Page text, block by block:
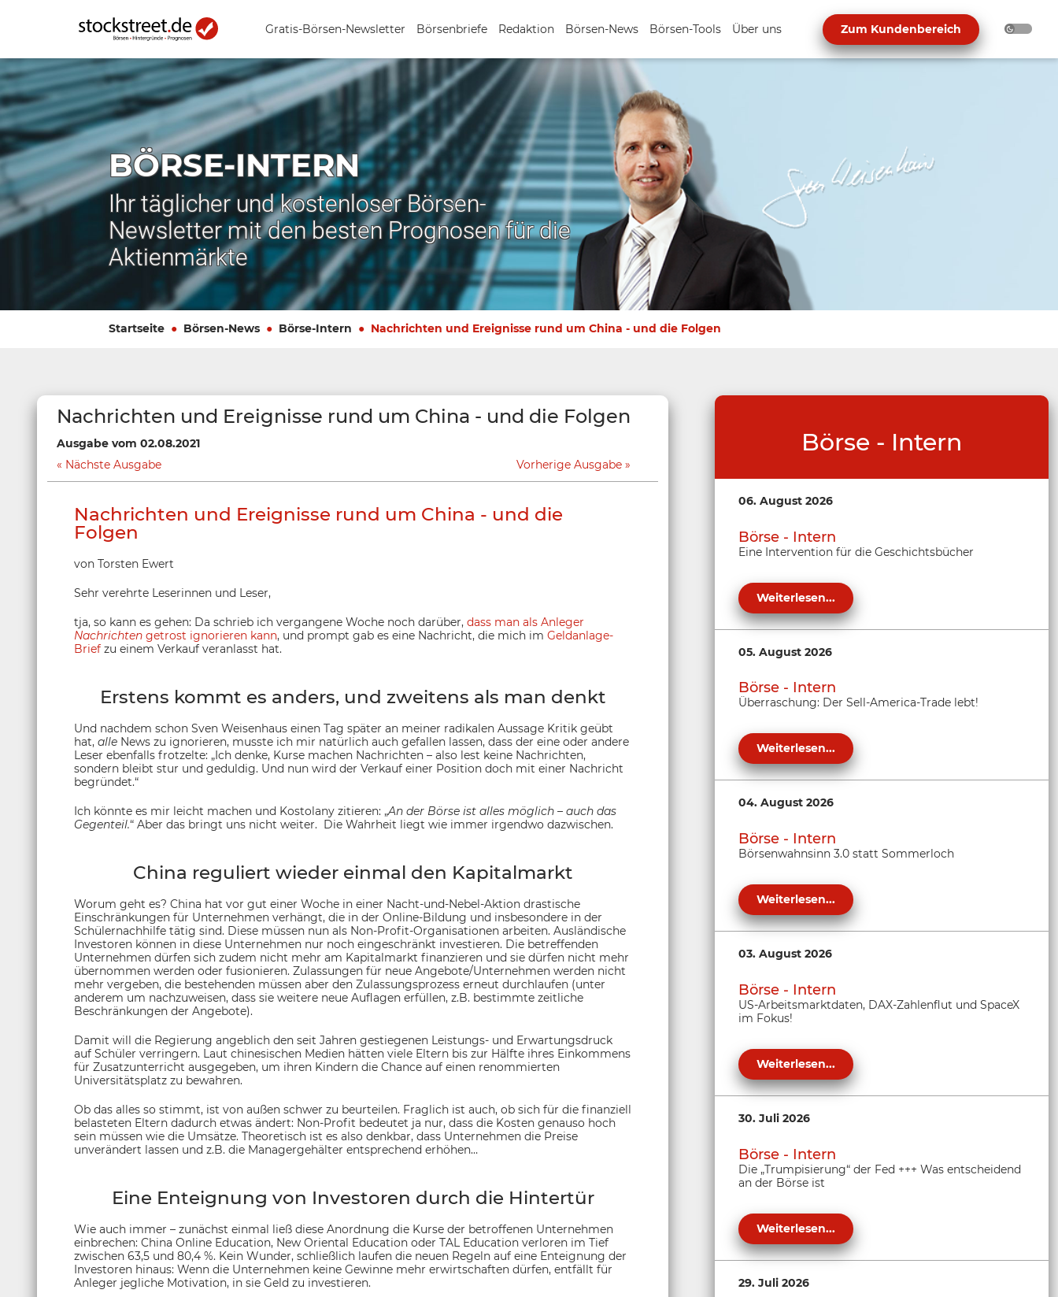
Gratis-Börsen-Newsletter Börsenbriefe Redaktion Börsen-News Börsen-Tools Über uns Zum Kundenbereich
BÖRSE-INTERN
Ihr täglicher und kostenloser Börsen-
Newsletter mit den besten Prognosen für die
Aktienmärkte
Startseite Börsen-News Börse-Intern Nachrichten und Ereignisse rund um China - und die Folgen
Nachrichten und Ereignisse rund um China - und die Folgen
Ausgabe vom 02.08.2021
Nächste Ausgabe
Vorherige Ausgabe
Nachrichten und Ereignisse rund um China - und die
Folgen
von Torsten Ewert
Sehr verehrte Leserinnen und Leser,
tja, so kann es gehen: Da schrieb ich vergangene Woche noch darüber, dass man als Anleger
Nachrichten getrost ignorieren kann, und prompt gab es eine Nachricht, die mich im Geldanlage-
Brief zu einem Verkauf veranlasst hat.
Erstens kommt es anders, und zweitens als man denkt
Und nachdem schon Sven Weisenhaus einen Tag später an meiner radikalen Aussage Kritik geübt
hat, alle News zu ignorieren, musste ich mir natürlich auch gefallen lassen, dass der eine oder andere
Leser ebenfalls frotzelte: „Ich denke, Kurse machen Nachrichten – also lest keine Nachrichten,
sondern bleibt stur und geduldig. Und nun wird der Verkauf einer Position doch mit einer Nachricht
begründet.“
Ich könnte es mir leicht machen und Kostolany zitieren: „An der Börse ist alles möglich – auch das
Gegenteil.“ Aber das bringt uns nicht weiter. Die Wahrheit liegt wie immer irgendwo dazwischen.
China reguliert wieder einmal den Kapitalmarkt
Worum geht es? China hat vor gut einer Woche in einer Nacht-und-Nebel-Aktion drastische
Einschränkungen für Unternehmen verhängt, die in der Online-Bildung und insbesondere in der
Schülernachhilfe tätig sind. Diese müssen nun als Non-Profit-Organisationen arbeiten. Ausländische
Investoren können in diese Unternehmen nur noch eingeschränkt investieren. Die betreffenden
Unternehmen dürfen sich zudem nicht mehr am Kapitalmarkt finanzieren und sie dürfen nicht mehr
übernommen werden oder fusionieren. Zulassungen für neue Angebote/Unternehmen werden nicht
mehr vergeben, die bestehenden müssen aber den Zulassungsprozess erneut durchlaufen (unter
anderem um nachzuweisen, dass sie weitere neue Auflagen erfüllen, z.B. bestimmte zeitliche
Beschränkungen der Angebote).
Damit will die Regierung angeblich den seit Jahren gestiegenen Leistungs- und Erwartungsdruck
auf Schüler verringern. Laut chinesischen Medien hätten viele Eltern bis zur Hälfte ihres Einkommens
für Zusatzunterricht ausgegeben, um ihren Kindern die Chance auf einen renommierten
Universitätsplatz zu bewahren.
Ob das alles so stimmt, ist von außen schwer zu beurteilen. Fraglich ist auch, ob sich für die finanziell
belasteten Eltern dadurch etwas ändert: Non-Profit bedeutet ja nur, dass die Kosten genauso hoch
sein müssen wie die Umsätze. Theoretisch ist es also denkbar, dass Unternehmen die Preise
unverändert lassen und z.B. die Managergehälter entsprechend erhöhen…
Eine Enteignung von Investoren durch die Hintertür
Wie auch immer – zunächst einmal ließ diese Anordnung die Kurse der betroffenen Unternehmen
einbrechen: China Online Education, New Oriental Education oder TAL Education verloren im Tief
zwischen 63,5 und 80,4 %. Kein Wunder, schließlich laufen die neuen Regeln auf eine Enteignung der
Investoren hinaus: Wenn die Unternehmen keine Gewinne mehr erwirtschaften dürfen, entfällt für
Anleger jegliche Motivation, in sie Geld zu investieren.
Börse - Intern
06. August 2026
Börse - Intern
Eine Intervention für die Geschichtsbücher
Weiterlesen...
05. August 2026
Börse - Intern
Überraschung: Der Sell-America-Trade lebt!
Weiterlesen...
04. August 2026
Börse - Intern
Börsenwahnsinn 3.0 statt Sommerloch
Weiterlesen...
03. August 2026
Börse - Intern
US-Arbeitsmarktdaten, DAX-Zahlenflut und SpaceX
im Fokus!
Weiterlesen...
30. Juli 2026
Börse - Intern
Die „Trumpisierung“ der Fed +++ Was entscheidend
an der Börse ist
Weiterlesen...
29. Juli 2026